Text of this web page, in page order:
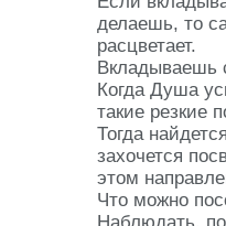
делаешь, то
расцветает.
Вкладываешь
Когда Душа
такие резкие
Тогда
захочется
этом
Что можно